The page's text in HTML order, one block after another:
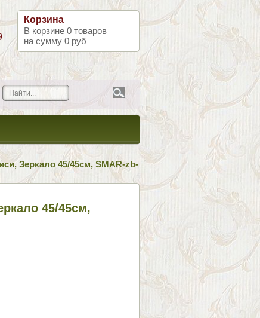
Корзина
В корзине 0 товаров
на сумму 0 руб
Зеркало 45/45см, SMAR-zb-
45/45см,